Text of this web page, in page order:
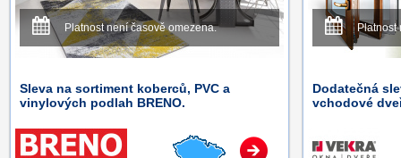
Platnost není časově omezena.
Sleva na sortiment koberců, PVC a
vinylových podlah BRENO.
Platnost
Dodatečná
vchodové